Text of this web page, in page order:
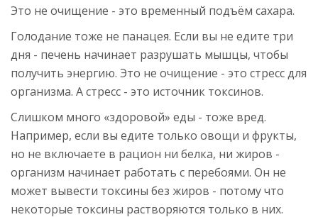
Это не очищение - это временный подъём сахара.
Голодание тоже не панацея. Если вы не едите три
дня - печень начинает разрушать мышцы, чтобы
получить энергию. Это не очищение - это стресс для
организма. А стресс - это источник токсинов.
Слишком много «здоровой» еды - тоже вред.
Например, если вы едите только овощи и фрукты,
но не включаете в рацион ни белка, ни жиров -
организм начинает работать с перебоями. Он не
может вывести токсины без жиров - потому что
некоторые токсины растворяются только в них.